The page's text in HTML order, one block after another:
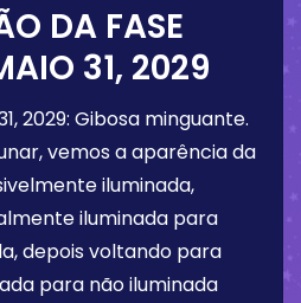
DA FASE
31, 2029
2029: Gibosa minguante.
vemos a aparência da
iluminada,
iluminada para
depois voltando para
para não iluminada